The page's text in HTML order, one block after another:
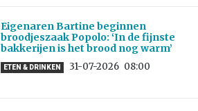
Eigenaren Bartine beginnen
broodjeszaak Popolo: ‘In de fijnste
bakkerijen is het brood nog warm’
ETEN & DRINKEN 31-07-2026 08:00